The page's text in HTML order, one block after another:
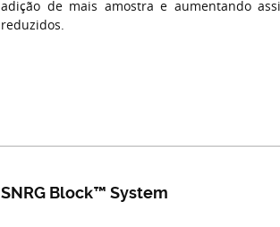
adição de mais amostra e aumentando
reduzidos.
SNRG Block™ System